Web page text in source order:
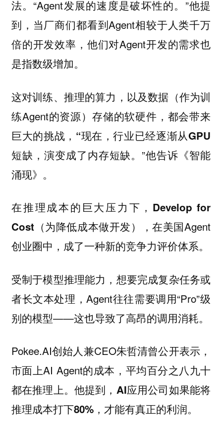
法。“Agent发展的速度是破坏性的。”他提
到，当厂商们都看到Agent相较于人类千万
倍的开发效率，他们对Agent开发的需求也
是指数级增加。
这对训练、推理的算力，以及数据（作为训
练Agent的资源）存储的软硬件，都会带来
巨大的挑战， “现在，行业已经逐渐从GPU
短缺，演变成了内存短缺。 ”他告诉《智能
涌现》。
在推理成本的巨大压力下， Develop for
Cost（为降低成本做开发）
，在美国Agent
创业圈中，成了一种新的竞争力评价体系。
受制于模型推理能力，想要完成复杂任务或
者长文本处理，Agent往往需要调用“Pro”级
别的模型——这也导致了高昂的调用消耗。
Pokee.AI创始人兼CEO朱哲清曾公开表示，
市面上AI Agent的成本，平均百分之八九十
都在推理上。他提到， AI应用公司如果能将
推理成本打下80%，才能有真正的利润。